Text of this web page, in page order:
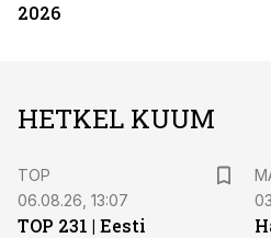
2026
HETKEL KUUM
TOP
06.08.26, 13:07
TOP 231 | Eesti